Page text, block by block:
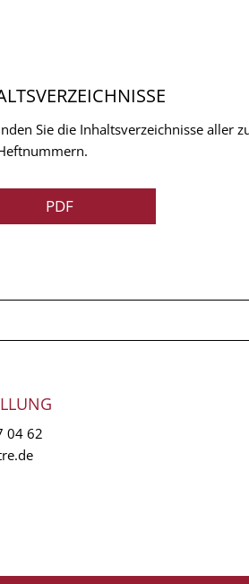
Sie die Inhaltsverzeichnisse aller
PDF
04 62